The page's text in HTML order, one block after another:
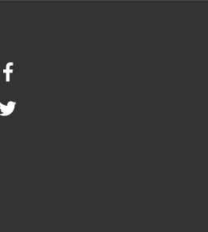
Facebook
Twitter